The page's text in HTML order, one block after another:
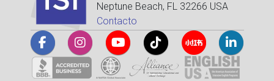
Neptune Beach, FL 32266 USA
Contacto